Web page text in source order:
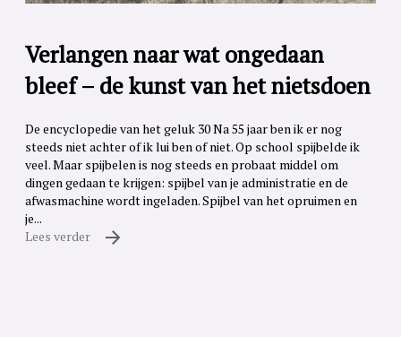
Verlangen naar wat ongedaan
bleef – de kunst van het nietsdoen
De encyclopedie van het geluk 30 Na 55 jaar ben ik er nog
steeds niet achter of ik lui ben of niet. Op school spijbelde ik
veel. Maar spijbelen is nog steeds en probaat middel om
dingen gedaan te krijgen: spijbel van je administratie en de
afwasmachine wordt ingeladen. Spijbel van het opruimen en
je...
Lees verder